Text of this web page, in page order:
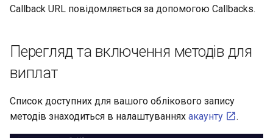
а
Callback URL повідомляється за допомогою Callbacks.
Перегляд та включення методів для
виплат
Список доступних для вашого облікового запису
методів знаходиться в налаштуваннях акаунту .